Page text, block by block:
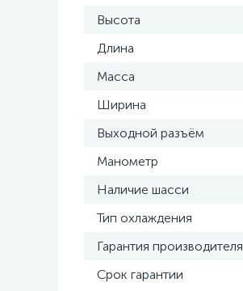
Высота
Длина
Масса
Ширина
Выходной разъём
Манометр
Наличие шасси
Тип охлаждения
Гарантия производителя
Срок гарантии